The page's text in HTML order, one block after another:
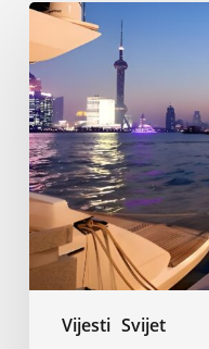
Vijesti Svijet
ICOMIA
predstavila
program
World
Marinas
Conference
2027
u
Shanghaiju